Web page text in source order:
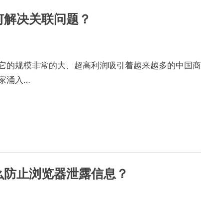
决关联问题？
的规模非常的大、超高利润吸引着越来越多的中国商
涌入…
止浏览器泄露信息？